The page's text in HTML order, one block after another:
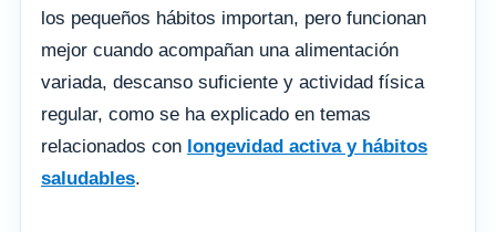
los pequeños hábitos importan, pero funcionan
mejor cuando acompañan una alimentación
variada, descanso suficiente y actividad física
regular, como se ha explicado en temas
relacionados con longevidad activa y hábitos
saludables.